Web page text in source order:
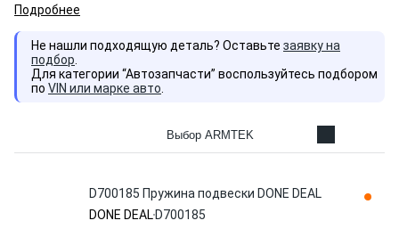
Подробнее
Не нашли подходящую деталь? Оставьте заявку на
подбор
Для категории “Автозапчасти” воспользуйтесь подбором
по VIN или марке авто
Выбор ARMTEK
D700185 Пружина подвески DONE DEAL
DONE DEAL D700185